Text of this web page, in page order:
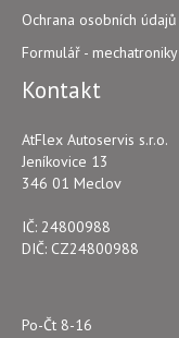
Ochrana osobních údajů
Formulář - mechatroniky
Kontakt
AtFlex Autoservis s.r.o.
Jeníkovice 13
346 01 Meclov
IČ: 24800988
DIČ: CZ24800988
Po-Čt 8-16